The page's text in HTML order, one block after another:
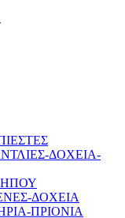
ΔΟΧΕΙΑ-
ΔΟΧΕΙΑ